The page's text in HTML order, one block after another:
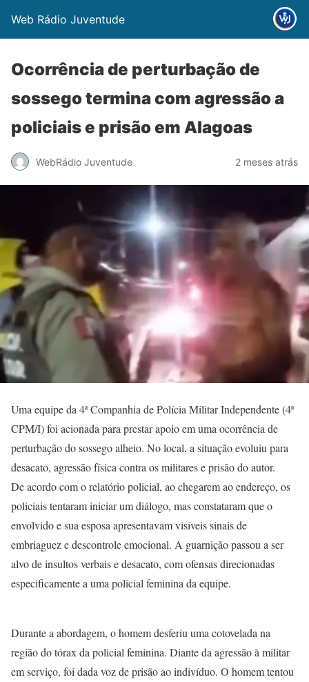
Web Rádio Juventude
Ocorrência de perturbação de
sossego termina com agressão a
policiais e prisão em Alagoas
WebRádio Juventude 2 meses atrás
Uma equipe da 4ª Companhia de Polícia Militar Independente (4ª
CPM/I) foi acionada para prestar apoio em uma ocorrência de
perturbação do sossego alheio. No local, a situação evoluiu para
desacato, agressão física contra os militares e prisão do autor.
De acordo com o relatório policial, ao chegarem ao endereço, os
policiais tentaram iniciar um diálogo, mas constataram que o
envolvido e sua esposa apresentavam visíveis sinais de
embriaguez e descontrole emocional. A guarnição passou a ser
alvo de insultos verbais e desacato, com ofensas direcionadas
especificamente a uma policial feminina da equipe.
Durante a abordagem, o homem desferiu uma cotovelada na
região do tórax da policial feminina. Diante da agressão à militar
em serviço, foi dada voz de prisão ao indivíduo. O homem tentou